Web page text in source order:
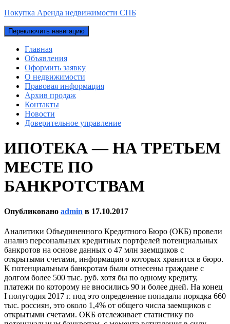
Покупка Аренда недвижимости СПБ
Переключить навигацию
Главная
Объявления
Оформить заявку
О недвижимости
Правовая информация
Архив продаж
Контакты
Новости
Доверительное управление
ИПОТЕКА — НА ТРЕТЬЕМ
МЕСТЕ ПО
БАНКРОТСТВАМ
Опубликовано admin в 17.10.2017
Аналитики Объединенного Кредитного Бюро (ОКБ) провели
анализ персональных кредитных портфелей потенциальных
банкротов на основе данных о 47 млн заемщиков с
открытыми счетами, информация о которых хранится в бюро.
К потенциальным банкротам были отнесены граждане с
долгом более 500 тыс. руб. хотя бы по одному кредиту,
платежи по которому не вносились 90 и более дней. На конец
I полугодия 2017 г. под это определение попадали порядка 660
тыс. россиян, это около 1,4% от общего числа заемщиков с
открытыми счетами. ОКБ отслеживает статистику по